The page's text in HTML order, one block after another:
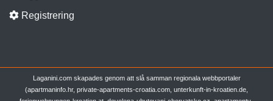
Registrering
Laganini.com skapades genom att slå samman regionala webbportaler
(apartmaninfo.hr, private-apartments-croatia.com, unterkunft-in-kroatien.de,